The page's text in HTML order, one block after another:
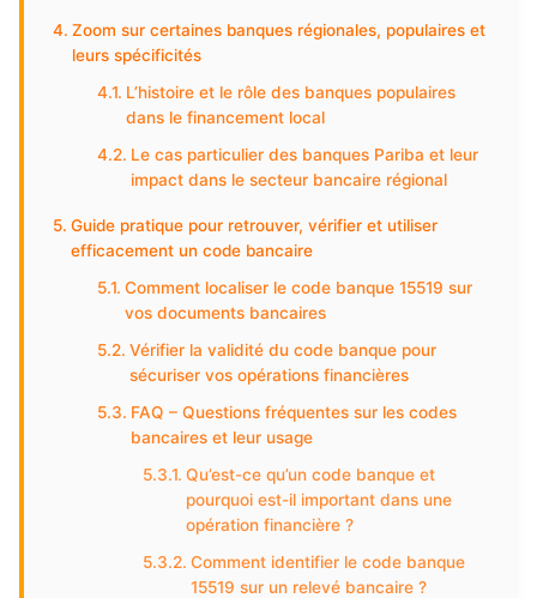
Zoom sur certaines banques régionales, populaires et
leurs spécificités
L’histoire et le rôle des banques populaires
dans le financement local
Le cas particulier des banques Pariba et leur
impact dans le secteur bancaire régional
Guide pratique pour retrouver, vérifier et utiliser
efficacement un code bancaire
Comment localiser le code banque 15519 sur
vos documents bancaires
Vérifier la validité du code banque pour
sécuriser vos opérations financières
FAQ – Questions fréquentes sur les codes
bancaires et leur usage
Qu’est-ce qu’un code banque et
pourquoi est-il important dans une
opération financière ?
Comment identifier le code banque
15519 sur un relevé bancaire ?